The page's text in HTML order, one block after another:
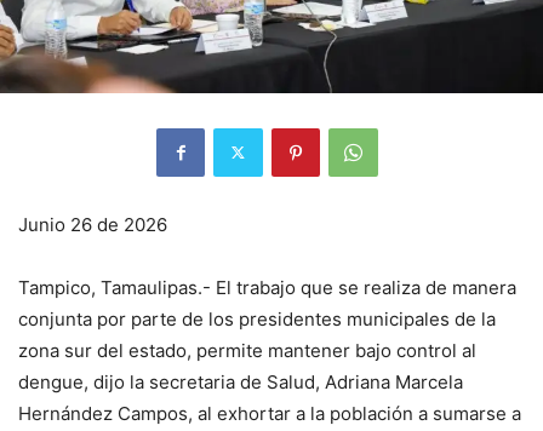
Junio 26 de 2026
Tampico, Tamaulipas.- El trabajo que se realiza de manera
conjunta por parte de los presidentes municipales de la
zona sur del estado, permite mantener bajo control al
dengue, dijo la secretaria de Salud, Adriana Marcela
Hernández Campos, al exhortar a la población a sumarse a